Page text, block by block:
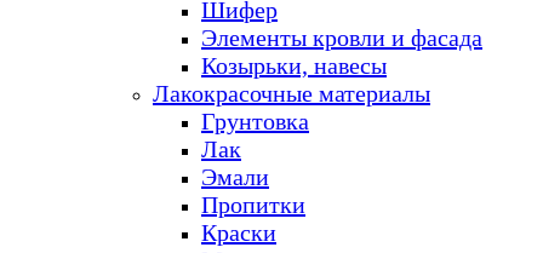
Шифер
Элементы кровли и фасада
Козырьки, навесы
Лакокрасочные материалы
Грунтовка
Лак
Эмали
Пропитки
Краски